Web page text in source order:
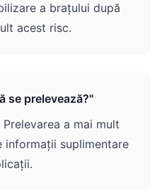
a brațului după
acest risc.
se prelevează?"
a mai mult
informații suplimentare